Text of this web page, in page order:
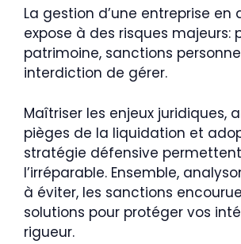
La gestion d’une entreprise en
expose à des risques majeurs:
patrimoine, sanctions
interdiction de gérer.
Maîtriser les enjeux juridiques,
pièges de la liquidation et
stratégie défensive
l’irréparable. Ensemble,
à éviter, les sanctions
solutions pour protéger vos
rigueur.